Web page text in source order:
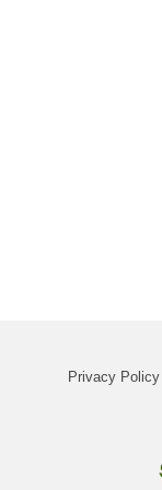
Privacy Policy